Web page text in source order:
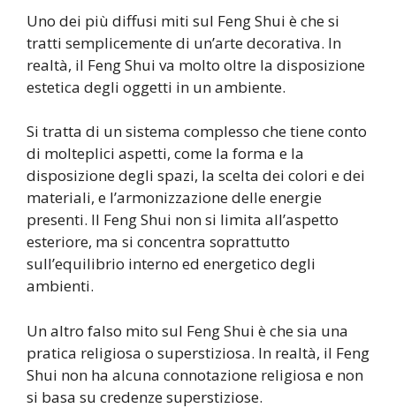
Uno dei più diffusi miti sul Feng Shui è che si
tratti semplicemente di un’arte decorativa. In
realtà, il Feng Shui va molto oltre la disposizione
estetica degli oggetti in un ambiente.
Si tratta di un sistema complesso che tiene conto
di molteplici aspetti, come la forma e la
disposizione degli spazi, la scelta dei colori e dei
materiali, e l’armonizzazione delle energie
presenti. Il Feng Shui non si limita all’aspetto
esteriore, ma si concentra soprattutto
sull’equilibrio interno ed energetico degli
ambienti.
Un altro falso mito sul Feng Shui è che sia una
pratica religiosa o superstiziosa. In realtà, il Feng
Shui non ha alcuna connotazione religiosa e non
si basa su credenze superstiziose.